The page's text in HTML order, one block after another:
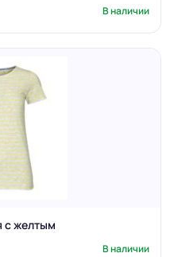
В наличии
с желтым
В наличии